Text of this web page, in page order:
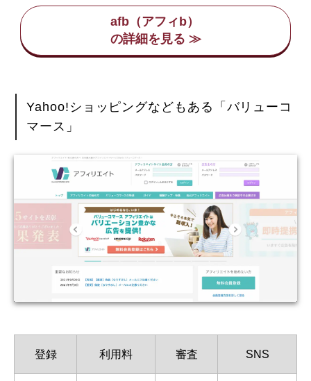
afb（アフィb）
Yahoo!ショッピングなどもある「バリューコ
マース」
登録 利用料 審査 SNS